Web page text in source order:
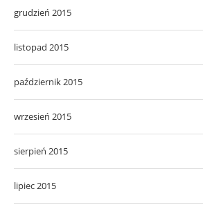
grudzień 2015
listopad 2015
październik 2015
wrzesień 2015
sierpień 2015
lipiec 2015